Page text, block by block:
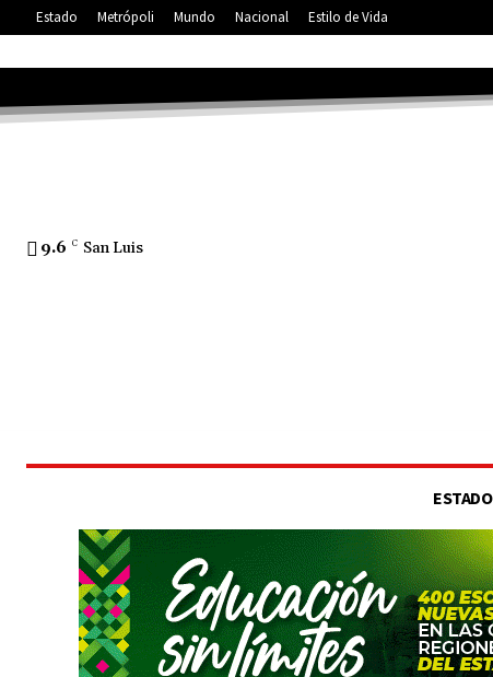
Estado Metrópoli Mundo Nacional Estilo de Vida
9.6 C San Luis
ESTADO